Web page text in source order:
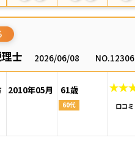
士 2026/06/08
2010年05月 61歳
60代 口コミ